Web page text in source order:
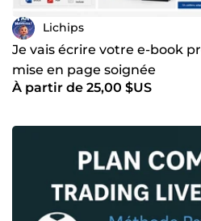
Lichips
Je vais écrire votre e-book
mise en page soignée
À partir de 25,00 $US